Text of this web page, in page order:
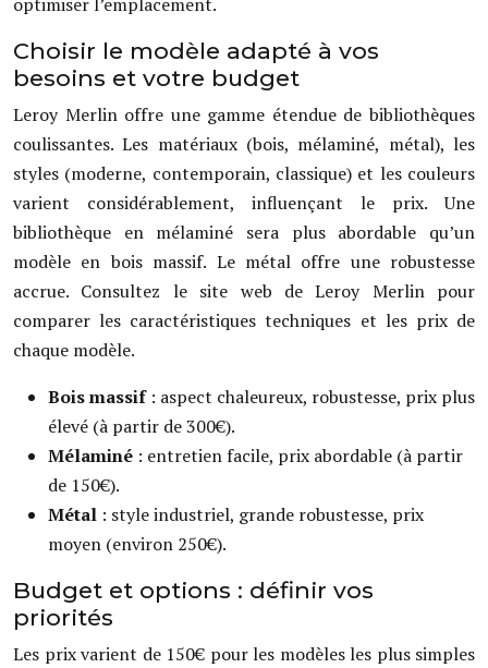
Choisir le modèle adapté à vos
besoins et votre budget
Leroy Merlin offre une gamme étendue de bibliothèques
coulissantes. Les matériaux (bois, mélaminé, métal), les
styles (moderne, contemporain, classique) et les couleurs
varient considérablement, influençant le prix. Une
bibliothèque en mélaminé sera plus abordable qu’un
modèle en bois massif. Le métal offre une robustesse
accrue. Consultez le site web de Leroy Merlin pour
comparer les caractéristiques techniques et les prix de
chaque modèle.
Bois massif : aspect chaleureux, robustesse, prix plus
élevé (à partir de 300€).
Mélaminé : entretien facile, prix abordable (à partir
de 150€).
Métal : style industriel, grande robustesse, prix
moyen (environ 250€).
Budget et options : définir vos
priorités
Les prix varient de 150€ pour les modèles les plus simples